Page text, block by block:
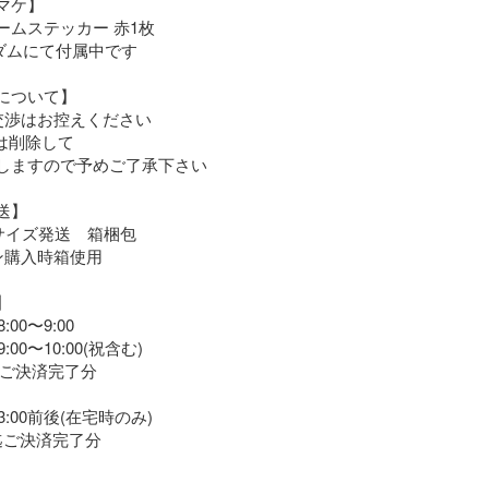
ムステッカー 赤1枚
にて付属中です
ついて】
はお控えください
削除して
ますので予めご了承下さい
】
イズ発送　箱梱包
入時箱使用
〜9:00
〜10:00(祝含む)
決済完了分
前後(在宅時のみ)
決済完了分